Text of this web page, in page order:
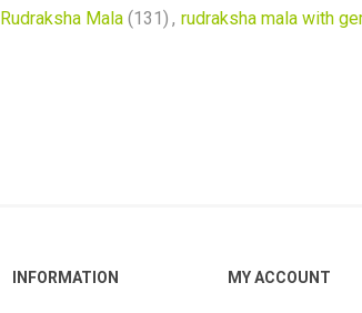
Rudraksha Mala (131) , rudraksha mala with
INFORMATION MY ACCOUNT